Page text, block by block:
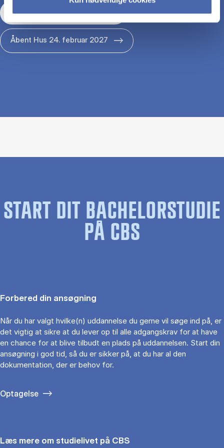
Åbent Hus 29. januar 2027
Åbent Hus 24. februar 2027
START DIT BACHELORSTUDIE
PÅ CBS
Forbered din ansøgning
Når du har valgt hvilke(n) uddannelse du gerne vil søge ind på, er
det vigtig at sikre at du lever op til alle adgangskrav for at have
en chance for at blive tilbudt en plads på uddannelsen. Start din
ansøgning i god tid, så du er sikker på, at du har al den
dokumentation, der er behov for.
Optagelse
Læs mere om studielivet på CBS